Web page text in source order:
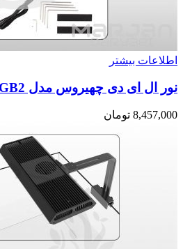
اطلاعات بیشتر
نور ال ای دی چهیروس مدل WRGB2 (60 سانتی)
8,457,000 تومان